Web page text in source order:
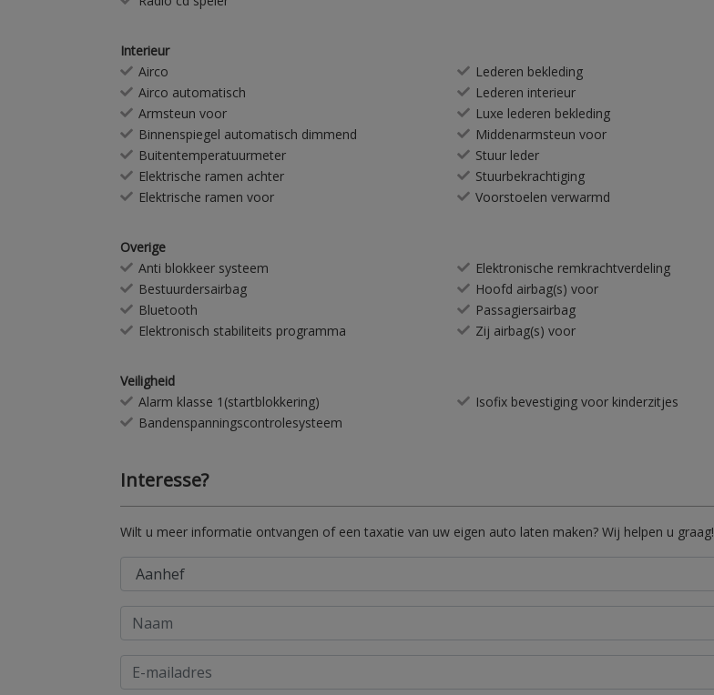
Interieur
Airco
Airco automatisch
Armsteun voor
Binnenspiegel automatisch dimmend
Buitentemperatuurmeter
Elektrische ramen achter
Elektrische ramen voor
Lederen bekleding
Lederen interieur
Luxe lederen bekleding
Middenarmsteun voor
Stuur leder
Stuurbekrachtiging
Voorstoelen verwarmd
Overige
Anti blokkeer systeem
Bestuurdersairbag
Bluetooth
Elektronisch stabiliteits programma
Elektronische remkrachtverdeling
Hoofd airbag(s) voor
Passagiersairbag
Zij airbag(s) voor
Veiligheid
Alarm klasse 1(startblokkering)
Bandenspanningscontrolesysteem
Isofix bevestiging voor kinderzitjes
Interesse?
Wilt u meer informatie ontvangen of een taxatie van uw eigen auto laten maken? Wij helpen u graag!